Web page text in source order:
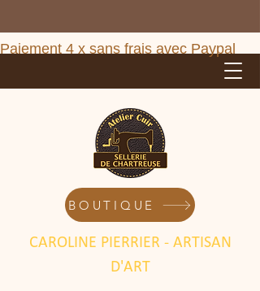
BOUTIQUE
CAROLINE PIERRIER - ARTISAN
D'ART
Paiement 4 x sans frais avec Paypal